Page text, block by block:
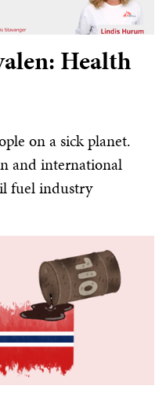
Health
on a sick planet.
and international
fuel industry